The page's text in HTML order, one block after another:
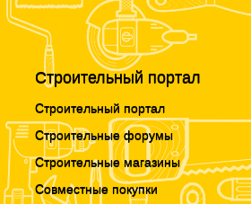
Строительный портал
Строительный портал
Строительные форумы
Строительные магазины
Совместные покупки